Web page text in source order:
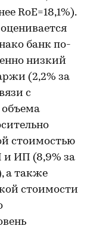
RoE=18,1%).
банк по-
низкий
(2,2% за
с
объема
стоимостью
и ИП (8,9% за
а также
стоимости